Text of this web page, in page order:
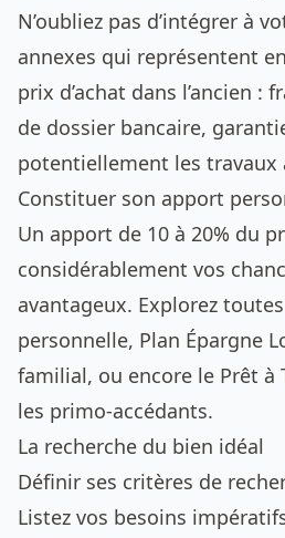
N’oubliez pas d’intégrer à
annexes qui représentent
prix d’achat dans l’ancien :
de dossier bancaire,
potentiellement les travaux
Constituer son apport
Un apport de 10 à 20% du
considérablement vos
avantageux. Explorez
personnelle, Plan Épargne
familial, ou encore le Prêt à
les primo-accédants.
La recherche du bien idéal
Définir ses critères de
Listez vos besoins